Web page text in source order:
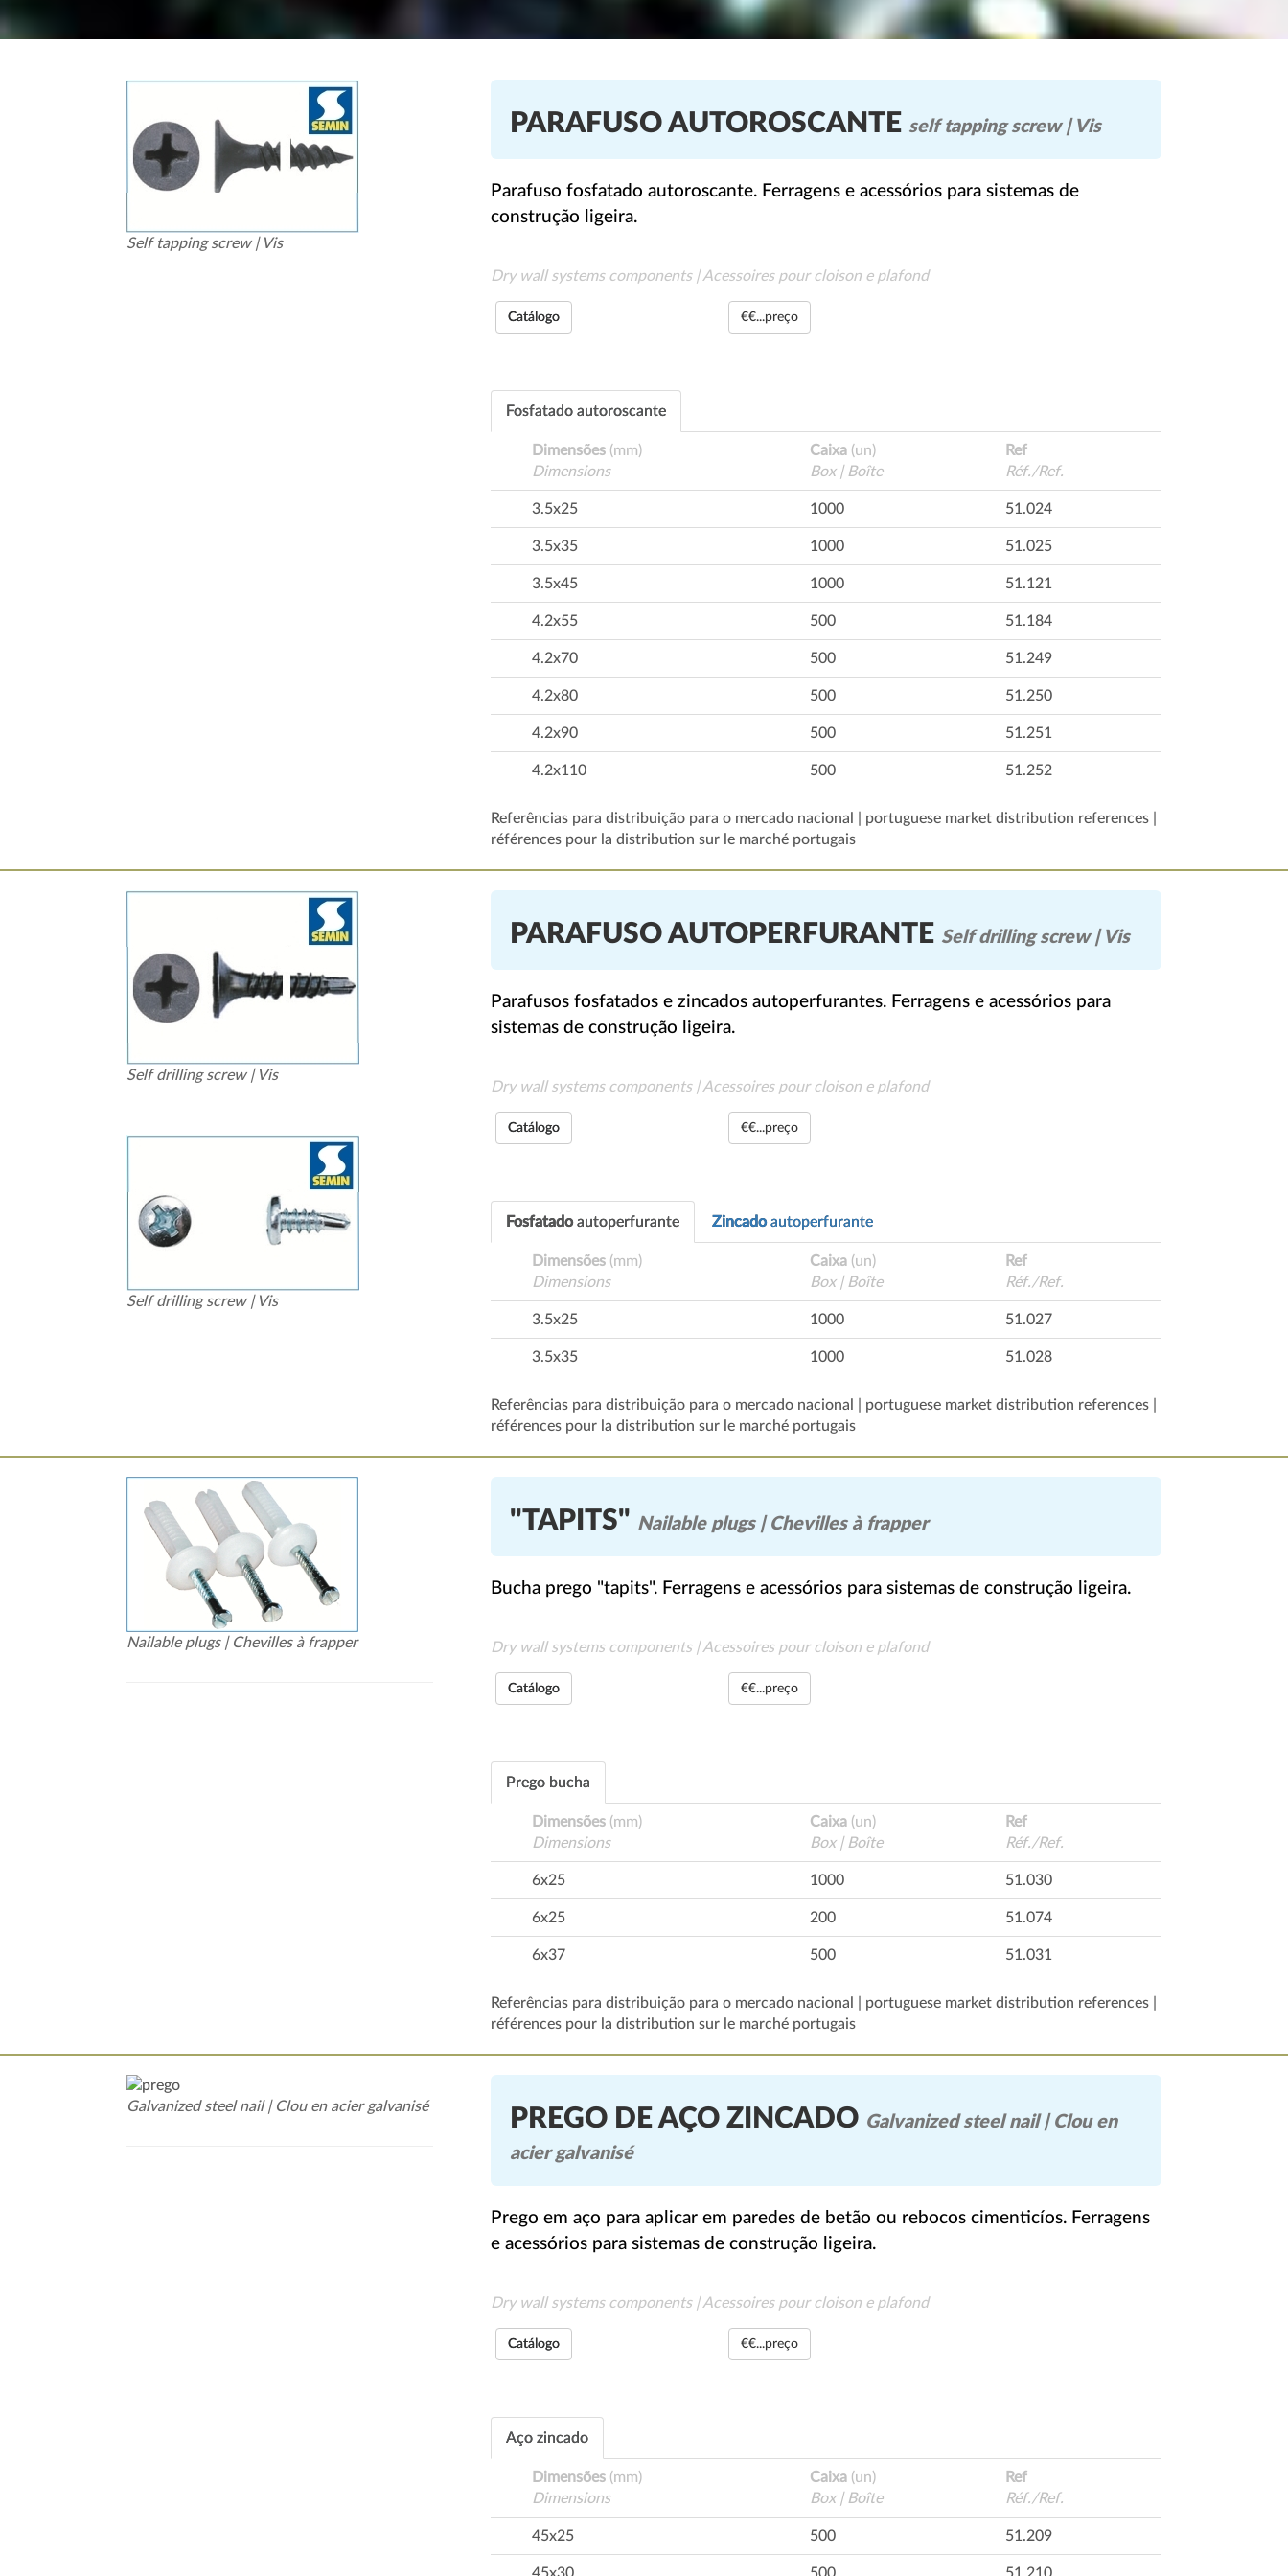
Self tapping screw | Vis
PARAFUSO AUTOROSCANTE self tapping screw | Vis
Parafuso fosfatado autoroscante. Ferragens e acessórios para sistemas de
construção ligeira.
Dry wall systems components | Acessoires pour cloison e plafond
Catálogo €€...preço
Fosfatado autoroscante
Dimensões (mm)
Dimensions
Caixa (un)
Box | Boîte
Ref
Réf./Ref.
3.5x25 1000 51.024
3.5x35 1000 51.025
3.5x45 1000 51.121
4.2x55 500 51.184
4.2x70 500 51.249
4.2x80 500 51.250
4.2x90 500 51.251
4.2x110 500 51.252
Referências para distribuição para o mercado nacional | portuguese market distribution references |
références pour la distribution sur le marché portugais
Self drilling screw | Vis
Self drilling screw | Vis
PARAFUSO AUTOPERFURANTE Self drilling screw | Vis
Parafusos fosfatados e zincados autoperfurantes. Ferragens e acessórios para
sistemas de construção ligeira.
Dry wall systems components | Acessoires pour cloison e plafond
Catálogo €€...preço
Fosfatadoautoperfurante Zincadoautoperfurante
Dimensões (mm)
Dimensions
Caixa (un)
Box | Boîte
Ref
Réf./Ref.
3.5x25 1000 51.027
3.5x35 1000 51.028
Referências para distribuição para o mercado nacional | portuguese market distribution references |
références pour la distribution sur le marché portugais
Nailable plugs | Chevilles à frapper
"TAPITS" Nailable plugs | Chevilles à frapper
Bucha prego "tapits". Ferragens e acessórios para sistemas de construção ligeira.
Dry wall systems components | Acessoires pour cloison e plafond
Catálogo €€...preço
Prego bucha
Dimensões (mm)
Dimensions
Caixa (un)
Box | Boîte
Ref
Réf./Ref.
6x25 1000 51.030
6x25 200 51.074
6x37 500 51.031
Referências para distribuição para o mercado nacional | portuguese market distribution references |
références pour la distribution sur le marché portugais
Galvanized steel nail | Clou en acier galvanisé PREGO DE AÇO ZINCADO Galvanized steel nail | Clou en
acier galvanisé
Prego em aço para aplicar em paredes de betão ou rebocos cimenticíos. Ferragens
e acessórios para sistemas de construção ligeira.
Dry wall systems components | Acessoires pour cloison e plafond
Catálogo €€...preço
Aço zincado
Dimensões (mm)
Dimensions
Caixa (un)
Box | Boîte
Ref
Réf./Ref.
45x25 500 51.209